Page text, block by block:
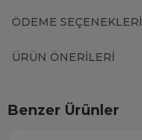
ÖDEME SEÇENEKLERI
ÜRÜN ÖNERILERI
Benzer Ürünler